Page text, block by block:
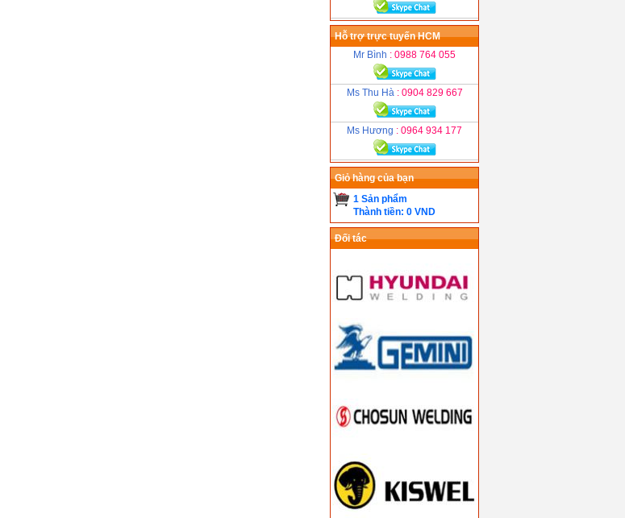
Hỗ trợ trực tuyến HCM
Mr Bình : 0988 764 055
Ms Thu Hà : 0904 829 667
Ms Hương : 0964 934 177
Giỏ hàng của bạn
1 Sản phẩm
Thành tiền: 0 VND
Đối tác